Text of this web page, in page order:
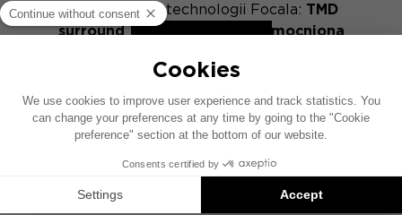
z najlepszych technologii Focala: TMD
surround,port laminarny,wzmocniona